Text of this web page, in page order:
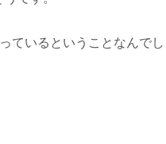
ているということなんでし